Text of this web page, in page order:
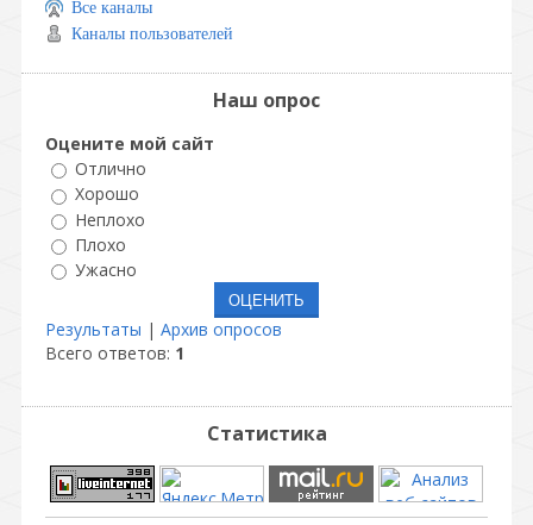
Все каналы
Каналы пользователей
Наш опрос
Оцените мой сайт
Отлично
Хорошо
Неплохо
Плохо
Ужасно
Результаты | Архив опросов
Всего ответов: 1
Статистика